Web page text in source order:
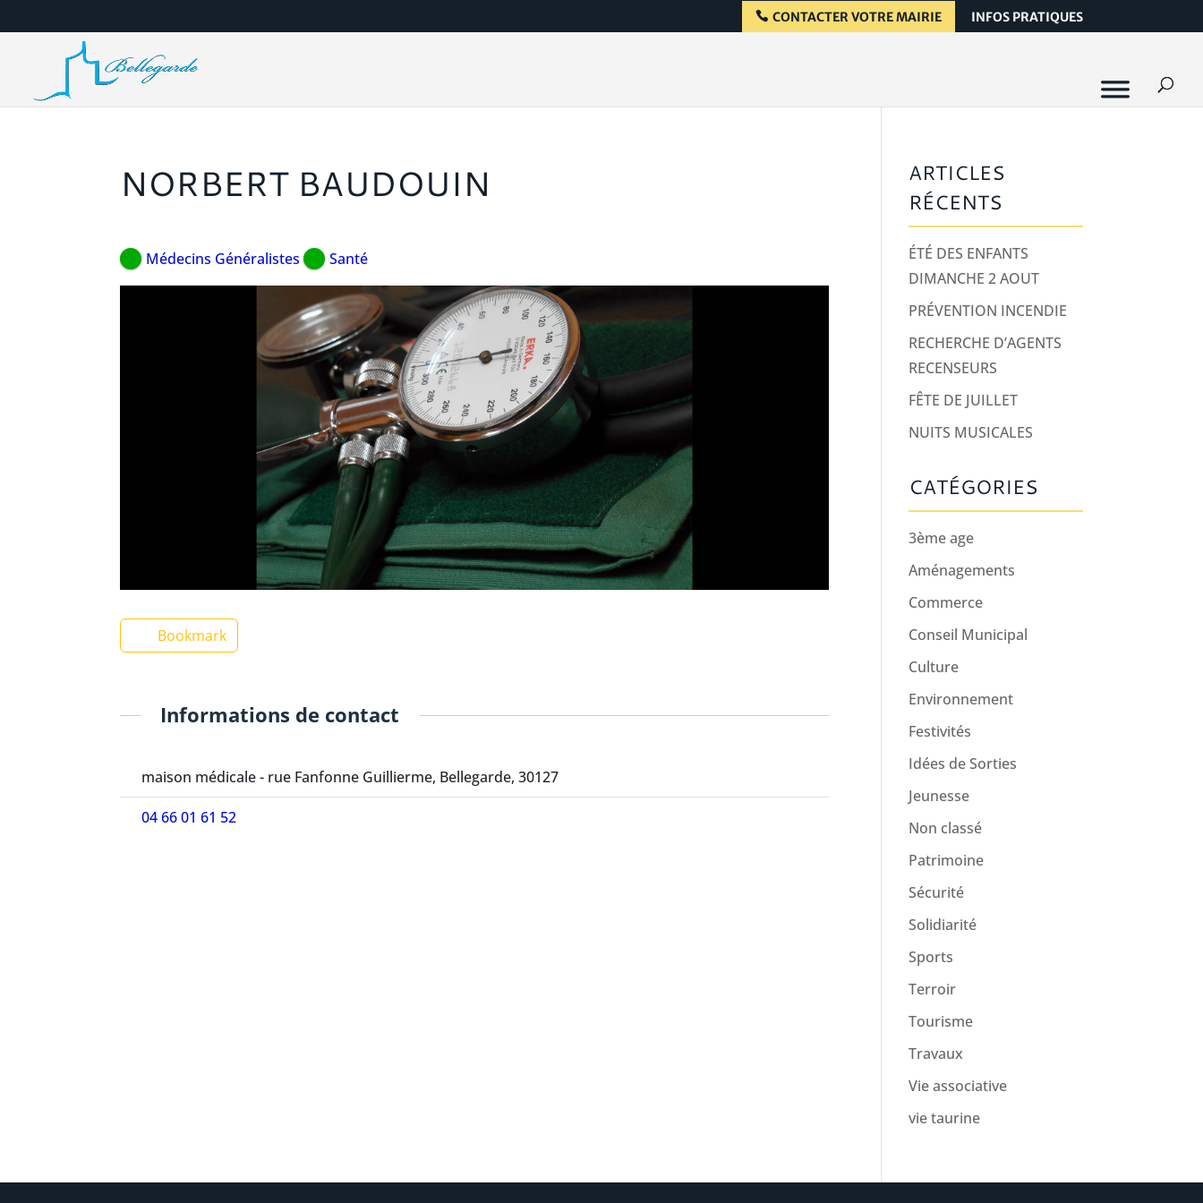
CONTACTER VOTRE MAIRIE INFOS PRATIQUES
NORBERT BAUDOUIN
Médecins Généralistes Santé
Bookmark
Informations de contact
maison médicale - rue Fanfonne Guillierme, Bellegarde, 30127
04 66 01 61 52
ARTICLES
RÉCENTS
ÉTÉ DES ENFANTS
DIMANCHE 2 AOUT
PRÉVENTION INCENDIE
RECHERCHE D’AGENTS
RECENSEURS
FÊTE DE JUILLET
NUITS MUSICALES
CATÉGORIES
3ème age
Aménagements
Commerce
Conseil Municipal
Culture
Environnement
Festivités
Idées de Sorties
Jeunesse
Non classé
Patrimoine
Sécurité
Solidiarité
Sports
Terroir
Tourisme
Travaux
Vie associative
vie taurine